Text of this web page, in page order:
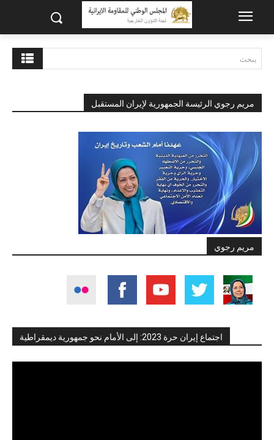
يبحث
مريم رجوي الرئيسة الجمهورية لإيران المستقبل
مريم رجوي
اجتماع إيران حرة 2023: إلى الأمام نحو جمهورية ديمقراطية